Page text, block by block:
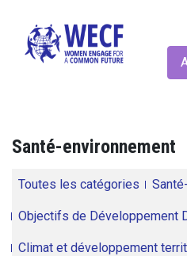
Santé-environnement
Toutes les catégories
Objectifs de Développement
Climat et développement